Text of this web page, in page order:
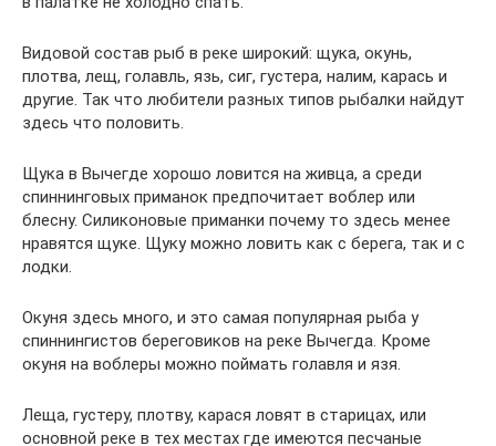
Видовой состав рыб в реке широкий: щука, окунь,
плотва, лещ, голавль, язь, сиг, густера, налим, карась и
другие. Так что любители разных типов рыбалки найдут
здесь что половить.
Щука в Вычегде хорошо ловится на живца, а среди
спиннинговых приманок предпочитает воблер или
блесну. Силиконовые приманки почему то здесь менее
нравятся щуке. Щуку можно ловить как с берега, так и с
лодки.
Окуня здесь много, и это самая популярная рыба у
спиннингистов береговиков на реке Вычегда. Кроме
окуня на воблеры можно поймать голавля и язя.
Леща, густеру, плотву, карася ловят в старицах, или
основной реке в тех местах где имеются песчаные